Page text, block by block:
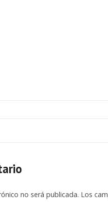
no será publicada. Los